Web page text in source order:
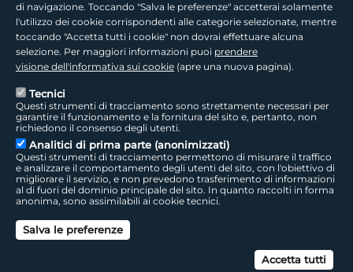
footer - sezione logo2
footer - sezione colophon
Sede Legale: Via della Liberazione, 15 - 40128 Bologna BO
Capitale Sociale interamente versato ad oggi: € 69.881.000,00 | P.IVA/C.F.
footer - sezione link utili
Seguici sui social
LepidaTV | Accessibilità | Cookie | Privacy | Social Media Policy
di navigazione. Toccando "Salva le preferenze" accetterai solamente
l'utilizzo dei cookie corrispondenti alle categorie selezionate, mentre
toccando "Accetta tutti i cookie" non dovrai effettuare alcuna
selezione. Per maggiori informazioni puoi prendere
visione dell'informativa sui cookie (apre una nuova pagina).
Tecnici
Questi strumenti di tracciamento sono strettamente necessari per
garantire il funzionamento e la fornitura del sito e, pertanto, non
richiedono il consenso degli utenti.
Analitici di prima parte (anonimizzati)
Questi strumenti di tracciamento permettono di misurare il traffico
e analizzare il comportamento degli utenti del sito, con l'obiettivo di
migliorare il servizio, e non prevedono trasferimento di informazioni
al di fuori del dominio principale del sito. In quanto raccolti in forma
anonima, sono assimilabili ai cookie tecnici.
Salva le preferenze
Accetta tutti